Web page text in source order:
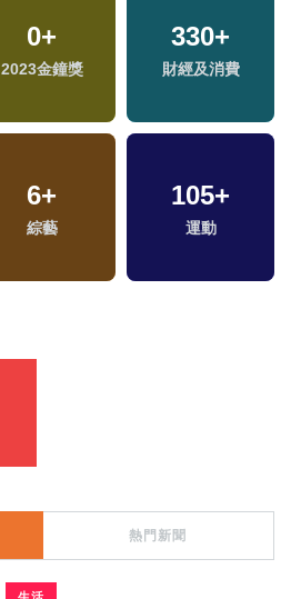
0+
2023金鐘獎
330+
財經及消費
6+
綜藝
105+
運動
熱門新聞